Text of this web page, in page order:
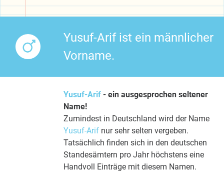
Yusuf-Arif ist ein männlicher
Vorname.
Yusuf-Arif - ein ausgesprochen seltener
Name!
Zumindest in Deutschland wird der Name
Yusuf-Arif nur sehr selten vergeben.
Tatsächlich finden sich in den deutschen
Standesämtern pro Jahr höchstens eine
Handvoll Einträge mit diesem Namen.